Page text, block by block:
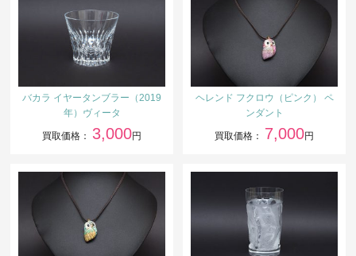
バカラ イヤータンブラー（2019
年）ヴィータ
買取価格： 3,000円
ヘレンド フクロウ（ピンク） ペ
ンダント
買取価格： 7,000円